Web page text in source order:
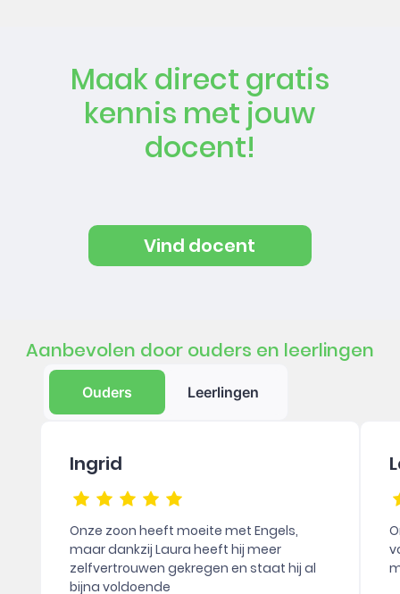
Maak direct gratis
kennis met jouw
docent!
Vind docent
Aanbevolen door ouders en leerlingen
Ouders Leerlingen
Ingrid
Onze zoon heeft moeite met Engels,
maar dankzij Laura heeft hij meer
zelfvertrouwen gekregen en staat hij al
bijna voldoende